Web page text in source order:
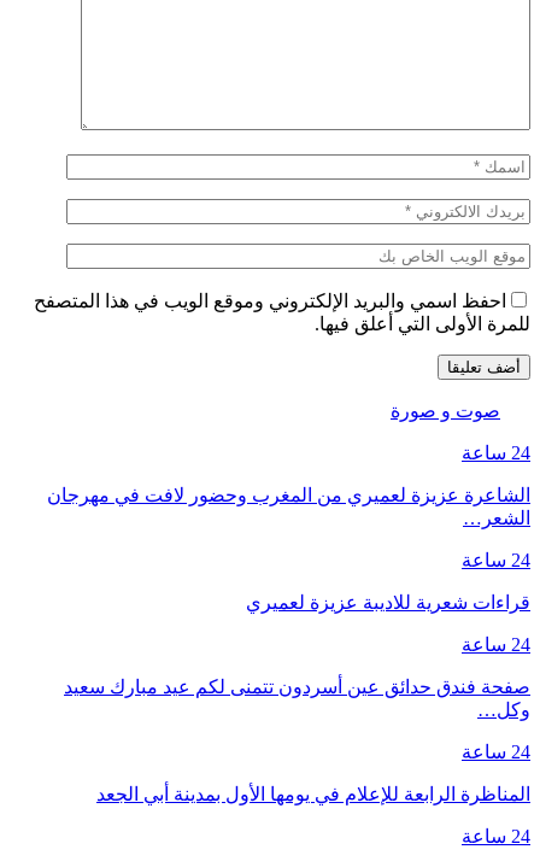
احفظ اسمي والبريد الإلكتروني وموقع الويب في هذا المتصفح
للمرة الأولى التي أعلق فيها.
صوت و صورة
24 ساعة
الشاعرة عزيزة لعميري من المغرب وحضور لافت في مهرجان
الشعر…
24 ساعة
قراءات شعرية للاديبة عزيزة لعميري
24 ساعة
صفحة فندق حدائق عين أسردون تتمنى لكم عيد مبارك سعيد
وكل…
24 ساعة
المناظرة الرابعة للإعلام في يومها الأول بمدينة أبي الجعد
24 ساعة